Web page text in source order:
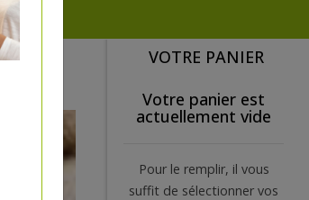
VOTRE PANIER
Votre panier est
actuellement vide
Pour le remplir, il vous
suffit de sélectionner vos